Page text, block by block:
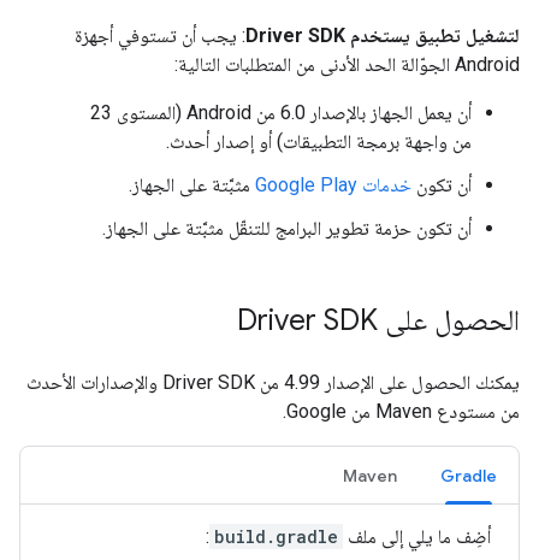
لتشغيل تطبيق يستخدم Driver SDK
: يجب أن تستوفي أجهزة
Android الجوّالة الحد الأدنى من المتطلبات التالية:
أن يعمل الجهاز بالإصدار 6.0 من Android (المستوى 23
من واجهة برمجة التطبيقات) أو إصدار أحدث.
أن تكون خدمات Google Play
مثبَّتة على الجهاز.
أن تكون حزمة تطوير البرامج للتنقّل مثبَّتة على الجهاز.
الحصول على Driver SDK
يمكنك الحصول على الإصدار 4.99 من Driver SDK والإصدارات الأحدث
من مستودع Maven من Google.
Gradle
Maven
أضِف ما يلي إلى ملف build.gradle
: